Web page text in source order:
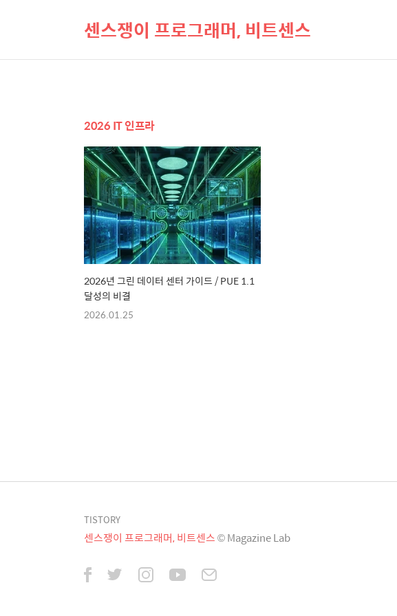
센스쟁이 프로그래머, 비트센스
2026 IT 인프라
2026년 그린 데이터 센터 가이드 / PUE 1.1
달성의 비결
2026.01.25
TISTORY
센스쟁이 프로그래머, 비트센스© Magazine Lab